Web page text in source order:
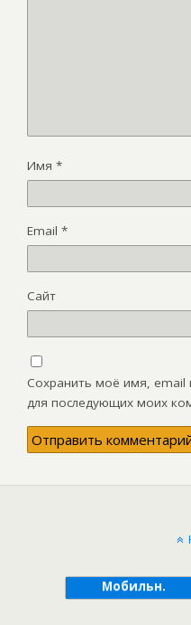
Имя *
Email *
Сайт
Сохранить моё имя, email
для последующих моих
Мобильн.